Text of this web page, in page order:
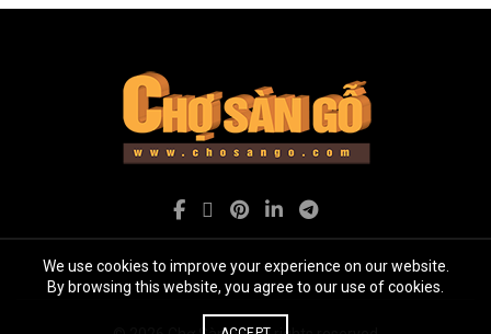
We use cookies to improve your experience on our website.
By browsing this website, you agree to our use of cookies.